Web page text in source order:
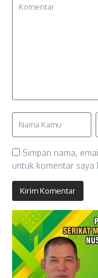
Simpan nama,
untuk komentar saya